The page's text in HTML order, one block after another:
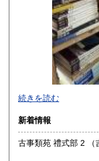
最寄駅：-
営業時間：-
定休日：-
続きを読む
新着情報
古